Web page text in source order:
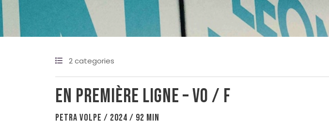
2 categories
En première ligne – VO / F
Petra Volpe / 2024 / 92 min